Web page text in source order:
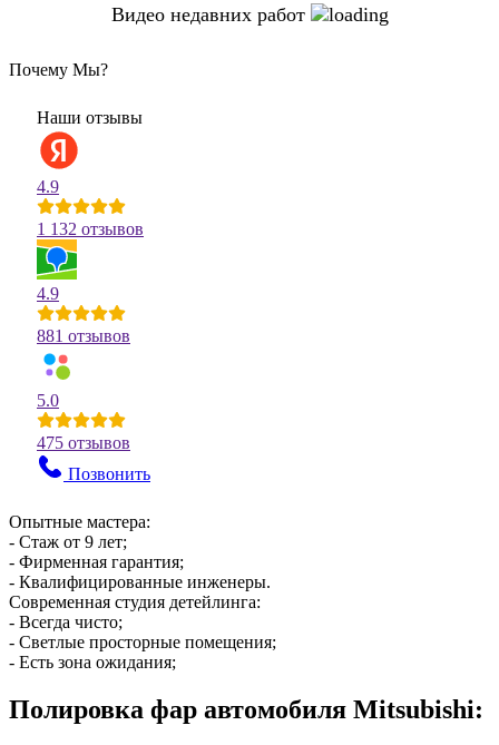
Видео недавних работ
Почему Мы?
Наши отзывы
4.9
1 132 отзывов
4.9
881 отзывов
5.0
475 отзывов
Позвонить
Опытные мастера:
- Стаж от 9 лет;
- Фирменная гарантия;
- Квалифицированные инженеры.
Современная студия детейлинга:
- Всегда чисто;
- Светлые просторные помещения;
- Есть зона ожидания;
Полировка фар автомобиля Mitsubishi: